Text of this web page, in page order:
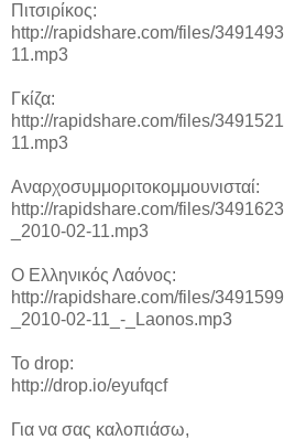
Πιτσιρίκος:
http://rapidshare.com/files/
11.mp3
Γκίζα:
http://rapidshare.com/files/
11.mp3
Αναρχοσυμμοριτοκομμουνισταί:
http://rapidshare.com/files/
_2010-02-11.mp3
Ο Ελληνικός Λαόνος:
http://rapidshare.com/files/
_2010-02-11_-_Laonos.mp3
Το drop:
http://drop.io/eyufqcf
Για να σας καλοπιάσω,